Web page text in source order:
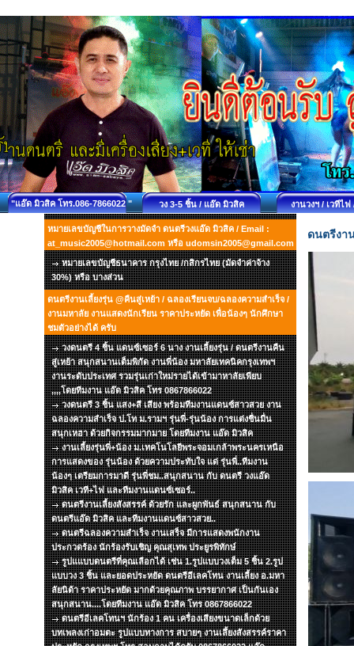
"แอ๊ด มิวสิค โทร.086-7866022 " วง 3-5 ชิ้น / แอ๊ด มิวสิค งานวงฯ / เวทีไ
หมายเลขบัญชีในการวางมัดจำ ดนตรีวงแอ๊ด มิวสิค / Email :
at_music2005@hotmail.com หรือ udomsin2005@gmail.com
หมายเลขบัญชีธนาคาร กรุงไทย /กสิกรไทย (มัดจำค่าจ้าง
30%) หรือ บางส่วน
ดนตรีงานเลี้ยงรุ่น @คืนสู่เหย้า / ฉลองเรียนจบ/ฉลองความสำเร็จ /
งานมหาลัย งานแสดงนักเรียน ราคาประหยัด เพื่อน้องๆ นักศึกษา
ชมตัวอย่างได้ ครับ
วงดนตรี 4 ชิ้น แดนซ์เซอร์ 6 นาง งานเลี้ยงรุ่น / ดนตรีงานคืน
สู่เหย้า สนุกสนานเต็มพิกัด งานพี่น้อง มหาลัยเทคนิคกรุงเทพฯ
งานระดับประเทศ รวมรุ่นเก่าใหม่รายได้เข้ามาหาลัยเพียบ
,,,,โดยทีมงาน แอ๊ด มิวสิค โทร 0867866022
วงดนตรี 3 ชิ้น แสง+สี เสียง พร้อมทีมงานแดนซ์สาวสวย งาน
ฉลองความสำเร็จ ป.โท ม.รามฯ รุ่นพี่-รุ่นน้อง การแต่งชื่นมื่น
สนุกเหฮา ด้วยกิจกรรมมากมาย โดยทีมงาน แอ๊ด มิวสิค
งานเลี้ยงรุ่นพี่+น้อง ม.เทคโนโลยีพระจอมเกล้าพระนครเหนือ
การแสดงของ รุ่นน้อง ด้วยความประทับใจ แด่ รุ่นพี่..ทีมงาน
น้องๆ เตรียมการมาดี รุ่นพี่ชม..สนุกสนาน กับ ดนตรี วงแอ๊ด
มิวสิค เวที+ไฟ และทีมงานแดนซ์เซอร์..
ดนตรีงานเลี้ยงสังสรรค์ ด้วยรัก และผูกพันธ์ สนุกสนาน กับ
ดนตรีแอ๊ด มิวสิค และทีมงานแดนซ์สาวสวย..
ดนตรีฉลองความสำเร็จ งานเสร็จ มีการแสดงพนักงาน
ประกวดร้อง นักร้องรับเชิญ คุณสุเทพ ประยูรพิทักษ์
รูปแแบบดนตรีที่คุณเลือกได้ เช่น 1.รูปแบบวงเต็ม 5 ชิ้น 2.รูป
แบบวง 3 ชิ้น และยอดประหยัด ดนตรีอีเลคโทน งานเลี้ยง อ.มหา
ลัยนิด้า ราคาประหยัด มากด้วยคุณภาพ บรรยากาศ เป็นกันเอง
สนุกสนาน....โดยทีมงาน แอ๊ด มิวสิค โทร 0867866022
ดนตรีอีเลคโทนฯ นักร้อง 1 คน เครื่องเสียงขนาดเล็กด้วย
บทเพลงเก่าอมตะ รูปแบบทางการ สบายๆ งานเลึ้ยงสังสรรค์ราคา
ดนตรีงา